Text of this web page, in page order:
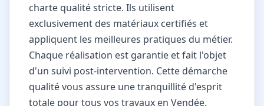
charte qualité stricte. Ils utilisent
exclusivement des matériaux certifiés et
appliquent les meilleures pratiques du métier.
Chaque réalisation est garantie et fait l'objet
d'un suivi post-intervention. Cette démarche
qualité vous assure une tranquillité d'esprit
totale pour tous vos travaux en Vendée.